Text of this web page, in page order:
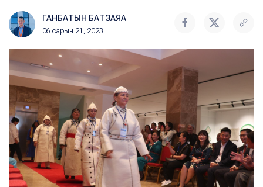
ГАНБАТЫН БАТЗАЯА
06 сарын 21, 2023